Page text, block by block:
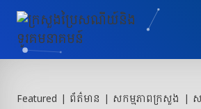
Skip
content
Featured | ព័ត៌មាន | សកម្មភាពក្រសួង | ស